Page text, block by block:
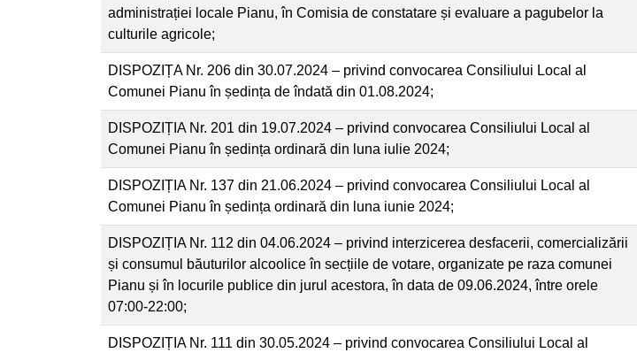
administrației locale Pianu, în Comisia de constatare și evaluare a pagubelor la
culturile agricole;
DISPOZIȚA Nr. 206 din 30.07.2024 – privind convocarea Consiliului Local al
Comunei Pianu în ședința de îndată din 01.08.2024;
DISPOZIȚIA Nr. 201 din 19.07.2024 – privind convocarea Consiliului Local al
Comunei Pianu în ședința ordinară din luna iulie 2024;
DISPOZIȚIA Nr. 137 din 21.06.2024 – privind convocarea Consiliului Local al
Comunei Pianu în ședința ordinară din luna iunie 2024;
DISPOZIȚIA Nr. 112 din 04.06.2024 – privind interzicerea desfacerii, comercializării
și consumul băuturilor alcoolice în secțiile de votare, organizate pe raza comunei
Pianu și în locurile publice din jurul acestora, în data de 09.06.2024, între orele
07:00-22:00;
DISPOZIȚIA Nr. 111 din 30.05.2024 – privind convocarea Consiliului Local al